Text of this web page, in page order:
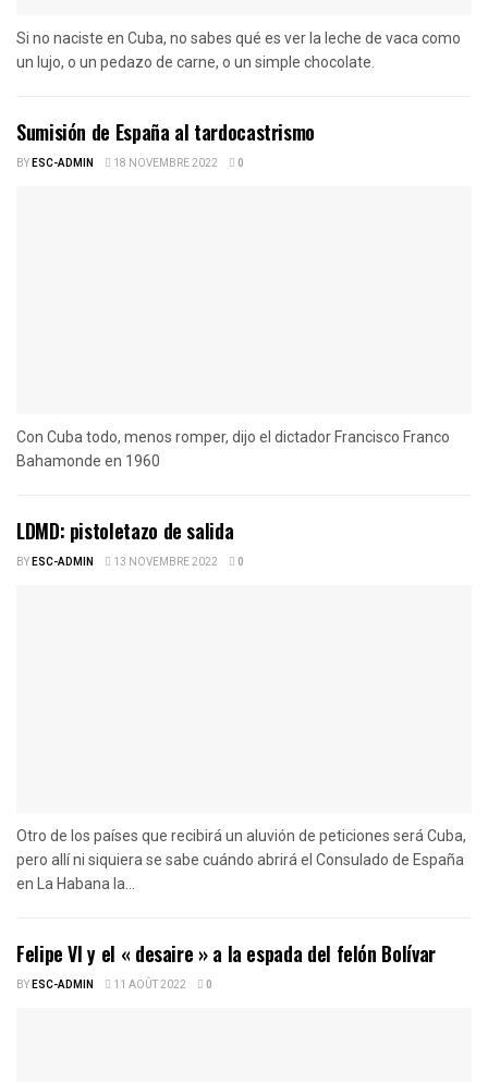
Si no naciste en Cuba, no sabes qué es ver la leche de vaca como
un lujo, o un pedazo de carne, o un simple chocolate.
Sumisión de España al tardocastrismo
BYESC-ADMIN 18 NOVEMBRE 2022 0
Con Cuba todo, menos romper, dijo el dictador Francisco Franco
Bahamonde en 1960
LDMD: pistoletazo de salida
BYESC-ADMIN 13 NOVEMBRE 2022 0
Otro de los países que recibirá un aluvión de peticiones será Cuba,
pero allí ni siquiera se sabe cuándo abrirá el Consulado de España
en La Habana la...
Felipe VI y el « desaire » a la espada del felón Bolívar
BYESC-ADMIN 11 AOÛT 2022 0